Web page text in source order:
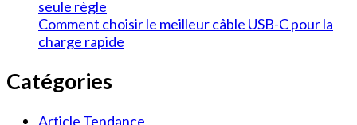
seule règle
Comment choisir le meilleur câble USB-C pour la
charge rapide
Catégories
Article Tendance